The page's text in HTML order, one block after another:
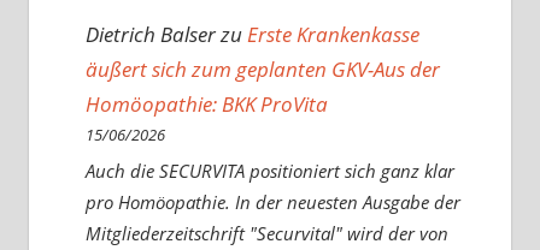
Dietrich BalserzuErste Krankenkasse
äußert sich zum geplanten GKV-Aus der
Homöopathie: BKK ProVita
15/06/2026
Auch die SECURVITA positioniert sich ganz klar
pro Homöopathie. In der neuesten Ausgabe der
Mitgliederzeitschrift "Securvital" wird der von